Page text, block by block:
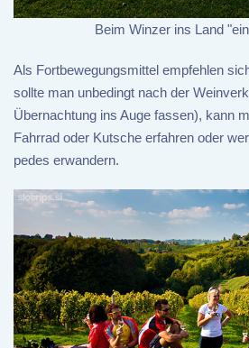
Beim Winzer ins Land
Als Fortbewegungsmittel empfehlen
sollte man unbedingt nach der
Übernachtung ins Auge fassen), kann
Fahrrad oder Kutsche erfahren oder
pedes erwandern.